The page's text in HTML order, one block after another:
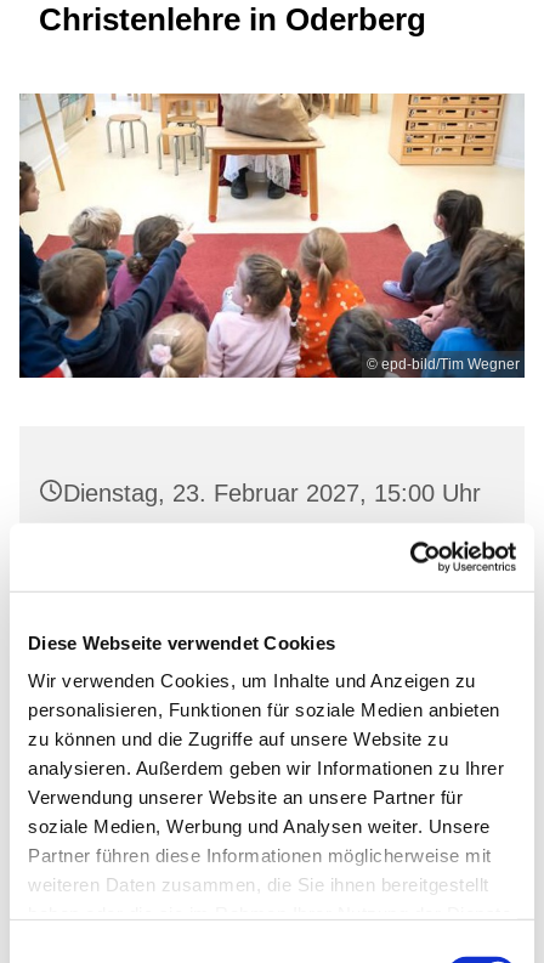
Diese Webseite verwendet Cookies
Wir verwenden Cookies, um Inhalte und Anzeigen zu
personalisieren, Funktionen für soziale Medien anbieten
zu können und die Zugriffe auf unsere Website zu
analysieren. Außerdem geben wir Informationen zu Ihrer
Verwendung unserer Website an unsere Partner für
soziale Medien, Werbung und Analysen weiter. Unsere
Partner führen diese Informationen möglicherweise mit
weiteren Daten zusammen, die Sie ihnen bereitgestellt
Christenlehre in Oderberg
© epd-bild/Tim Wegner
Dienstag, 23. Februar 2027, 15:00 Uhr
Oderberg